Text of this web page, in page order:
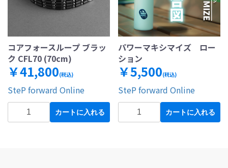
コアフォースループ ブラッ
ク CFL70 (70cm)
￥41,800(税込)
SteP forward Online
カートに入れる
パワーマキシマイズ ロー
ション
￥5,500(税込)
SteP forward Online
カートに入れる